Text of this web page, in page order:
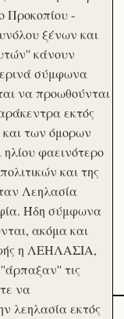
Προκοπίου -
ξένων και
κάνουν
σύμφωνα
να προωθούνται
εκτός
των όμορων
φαεινότερο
και της
Λεηλασία
Ήδη σύμφωνα
ακόμα και
η ΛΕΗΛΑΣΙΑ,
''άρπαξαν'' τις
να
λεηλασία εκτός